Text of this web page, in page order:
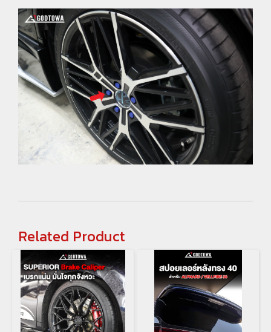
Related Product